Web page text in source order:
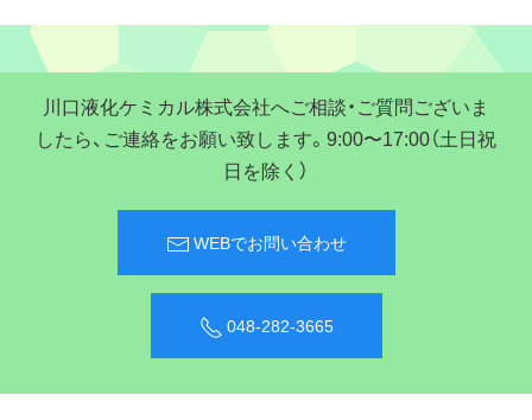
川口液化ケミカル株式会社へご相談・ご質問ございま
したら、ご連絡をお願い致します。9:00〜17:00（土日祝
日を除く）
WEBでお問い合わせ
048-282-3665